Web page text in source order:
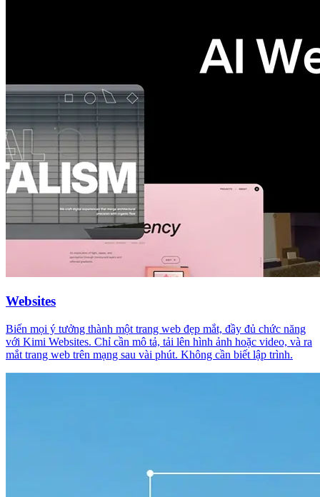
Websites
Biến mọi ý tưởng thành một trang web đẹp mắt, đầy đủ chức năng
với Kimi Websites. Chỉ cần mô tả, tải lên hình ảnh hoặc video, và ra
mắt trang web trên mạng sau vài phút. Không cần biết lập trình.